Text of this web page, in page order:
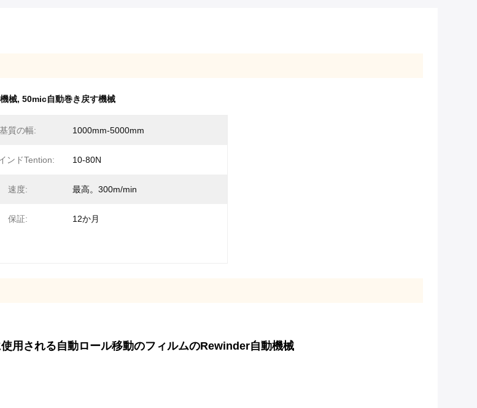
械, 50mic自動巻き戻す機械
基質の幅: 1000mm-5000mm
ンドTention: 10-80N
速度: 最高。300m/min
保証: 12か月
用される自動ロール移動のフィルムのRewinder自動機械